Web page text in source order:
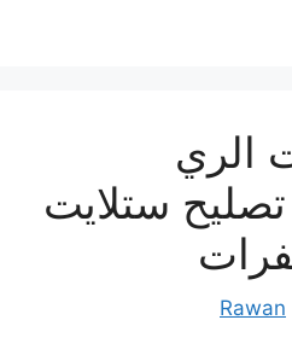
الري
69622724 تصليح ستلايت
Rawan